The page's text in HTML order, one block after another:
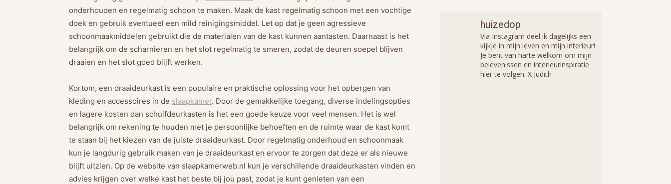
onderhouden en regelmatig schoon te maken. Maak de kast regelmatig schoon met een vochtige
doek en gebruik eventueel een mild reinigingsmiddel. Let op dat je geen agressieve
schoonmaakmiddelen gebruikt die de materialen van de kast kunnen aantasten. Daarnaast is het
belangrijk om de scharnieren en het slot regelmatig te smeren, zodat de deuren soepel blijven
draaien en het slot goed blijft werken.
Kortom, een draaideurkast is een populaire en praktische oplossing voor het opbergen van
kleding en accessoires in de slaapkamer. Door de gemakkelijke toegang, diverse indelingsopties
en lagere kosten dan schuifdeurkasten is het een goede keuze voor veel mensen. Het is wel
belangrijk om rekening te houden met je persoonlijke behoeften en de ruimte waar de kast komt
te staan bij het kiezen van de juiste draaideurkast. Door regelmatig onderhoud en schoonmaak
kun je langdurig gebruik maken van je draaideurkast en ervoor te zorgen dat deze er als nieuwe
blijft uitzien. Op de website van slaapkamerweb.nl kun je verschillende draaideurkasten vinden en
advies krijgen over welke kast het beste bij jou past, zodat je kunt genieten van een
huizedop
Via Instagram deel ik dagelijks een
kijkje in mijn leven en mijn interieur!
Je bent van harte welkom om mijn
belevenissen en interieurinspiratie
hier te volgen. X Judith